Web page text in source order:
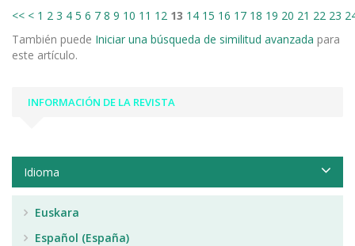
<< < 1 2 3 4 5 6 7 8 9 10 11 12 13 14 15 16 17 18 19 20 21 22 23
También puede Iniciar una búsqueda de similitud avanzada para
este artículo.
INFORMACIÓN DE LA REVISTA
Idioma
Euskara
Español (España)